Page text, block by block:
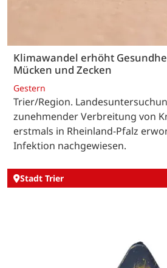
Klimawandel erhöht
Mücken und Zecken
Gestern
Trier/Region.
zunehmender Verbreitung von
erstmals in Rheinland-Pfalz
Infektion nachgewiesen.
Stadt Trier